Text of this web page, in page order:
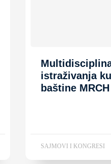
istraživanja
baštine
SAJMOVI I KONGRESI